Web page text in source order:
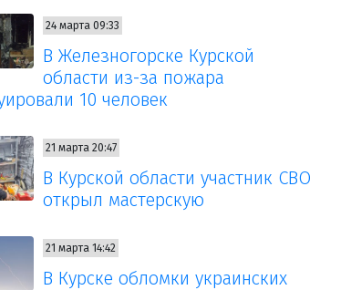
24 марта 09:33
В Железногорске Курской
области из-за пожара
10 человек
21 марта 20:47
В Курской области участник СВО
открыл мастерскую
21 марта 14:42
В Курске обломки украинских